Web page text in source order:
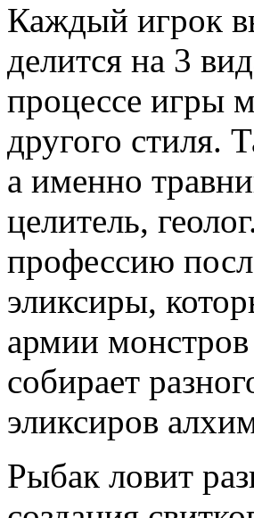
Каждый игрок
делится на 3
процессе игры
другого стиля.
а именно
целитель,
профессию
эликсиры,
армии
собирает
эликсиров
Рыбак ловит